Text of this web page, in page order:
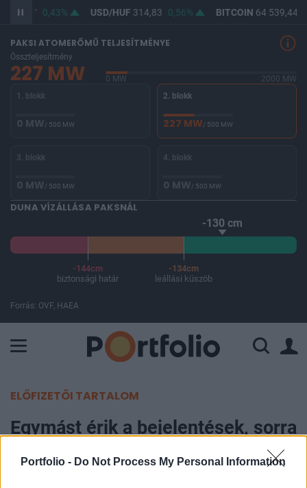
Portfolio - Do Not Process My Personal Information
363,27 0,43% USD/HUF314,83 0,56% BITCOIN64 539,44
PAKSI ATOMERŐMŰ TELJESÍTMÉNYE
Összteljesítmény
227 MW 0 MW
2000 MW
1. blokk
0 MW/ 500 MW
2. blokk
227 MW/ 500 MW
3. blokk
0 MW/ 500 MW
4. blokk
0 MW/ 500 MW
DUNA VÍZÁLLÁSA PAKSNÁL
-130 cm
-144cm
biztonsági határ
-134cm
leállási küszöb
Forrás: OVF, HAEA
ELŐFIZETŐI TARTALOM
Egymást érik a bejelentések, sorra
menekülnek a védelmi iparba az
európai autógyártó óriások